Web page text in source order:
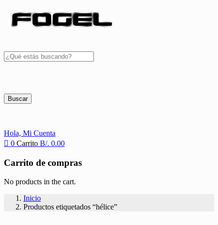
Buscar
Hola, Mi Cuenta
0 Carrito B/. 0.00
Carrito de compras
No products in the cart.
Inicio
Productos etiquetados “hélice”